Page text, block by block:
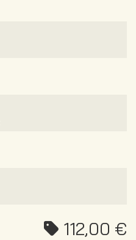
112,00 €